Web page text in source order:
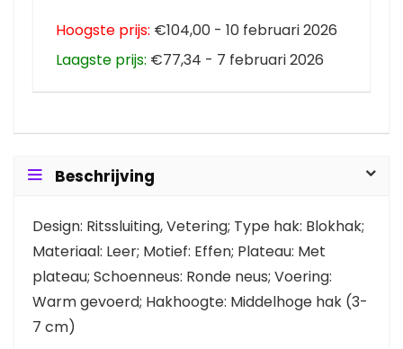
Hoogste prijs: €104,00 - 10 februari 2026
Laagste prijs: €77,34 - 7 februari 2026
Beschrijving
Design: Ritssluiting, Vetering; Type hak: Blokhak;
Materiaal: Leer; Motief: Effen; Plateau: Met
plateau; Schoenneus: Ronde neus; Voering:
Warm gevoerd; Hakhoogte: Middelhoge hak (3-
7 cm)